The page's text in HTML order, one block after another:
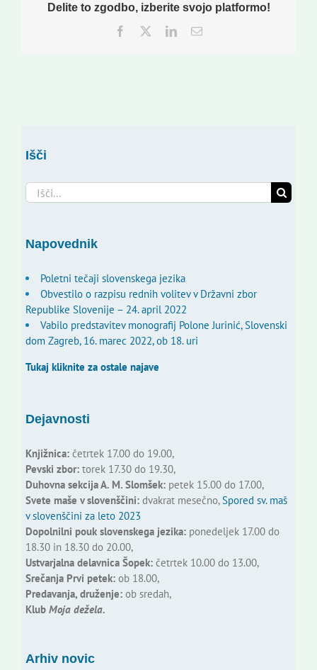
Delite to zgodbo, izberite svojo platformo!
Facebook
TwitterLinkedInEmail
Išči
Search
for:
Napovednik
Poletni tečaji slovenskega jezika
Obvestilo o razpisu rednih volitev v Državni zbor
Republike Slovenije – 24. april 2022
Vabilo predstavitev monografij Polone Jurinić, Slovenski
dom Zagreb, 16. marec 2022, ob 18. uri
Tukaj kliknite za ostale najave
Dejavnosti
Knjižnica:četrtek 17.00 do 19.00,
Pevski zbor:torek 17.30 do 19.30,
Duhovna sekcija A. M. Slomšek:petek 15.00 do 17.00,
Svete maše v slovenščini:dvakrat mesečno,Spored sv. maš
v slovenščini za leto 2023
Dopolnilni pouk slovenskega jezika:ponedeljek 17.00 do
18.30 in 18.30 do 20.00,
Ustvarjalna delavnica Šopek:četrtek 10.00 do 13.00,
Srečanja Prvi petek:ob 18.00,
Predavanja, druženje:ob sredah,
Klub Moja dežela.
Arhiv novic